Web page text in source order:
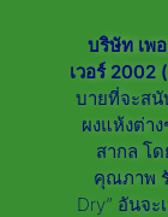
บริษัท เพ
เวอร์2002 (
บายที่จะส
ผงแห้งต่าง
สากล โด
คุณภาพ
Dry” อันจะ